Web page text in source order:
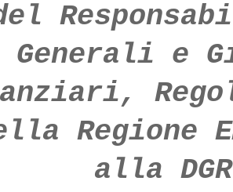
Generali e
Regione
alla